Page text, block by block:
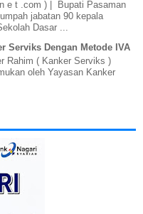
e t .com ) | Bupati Pasaman
jabatan 90 kepala
Dasar ...
Serviks Dengan Metode IVA
Rahim ( Kanker Serviks )
oleh Yayasan Kanker